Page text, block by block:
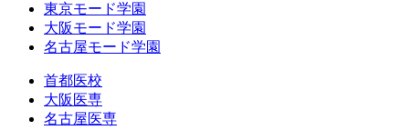
東京モード学園
大阪モード学園
名古屋モード学園
首都医校
大阪医専
名古屋医専